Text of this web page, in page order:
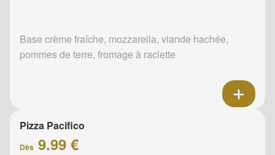
Base crème fraîche, mozzarella, viande hachée,
pommes de terre, fromage à raclette
Pizza Pacifico
Dès 9.99 €